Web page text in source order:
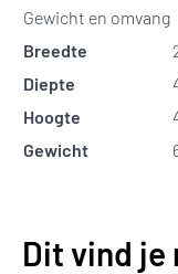
Gewicht en omvang
Breedte
Diepte
Hoogte
Gewicht
Dit vind je